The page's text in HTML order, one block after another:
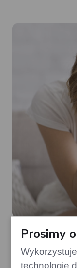
Przyczyny
mężczyzn
Prosimy
technologie